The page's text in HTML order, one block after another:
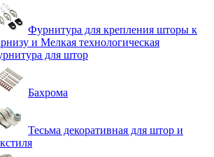
Фурнитура для крепления шторы к
и Мелкая технологическая
для штор
Бахрома
Тесьма декоративная для штор и